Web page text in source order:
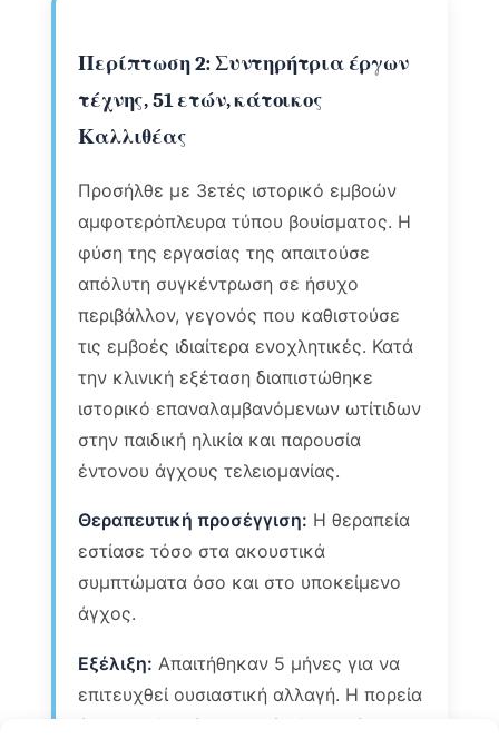
Περίπτωση 2: Συντηρήτρια έργων
τέχνης, 51 ετών, κάτοικος
Καλλιθέας
Προσήλθε με 3ετές ιστορικό εμβοών
αμφοτερόπλευρα τύπου βουίσματος. Η
φύση της εργασίας της απαιτούσε
απόλυτη συγκέντρωση σε ήσυχο
περιβάλλον, γεγονός που καθιστούσε
τις εμβοές ιδιαίτερα ενοχλητικές. Κατά
την κλινική εξέταση διαπιστώθηκε
ιστορικό επαναλαμβανόμενων ωτίτιδων
στην παιδική ηλικία και παρουσία
έντονου άγχους τελειομανίας.
Θεραπευτική προσέγγιση: Η θεραπεία
εστίασε τόσο στα ακουστικά
συμπτώματα όσο και στο υποκείμενο
άγχος.
Εξέλιξη: Απαιτήθηκαν 5 μήνες για να
επιτευχθεί ουσιαστική αλλαγή. Η πορεία
ήταν σταδιακή με μικρές διακυμάνσεις.